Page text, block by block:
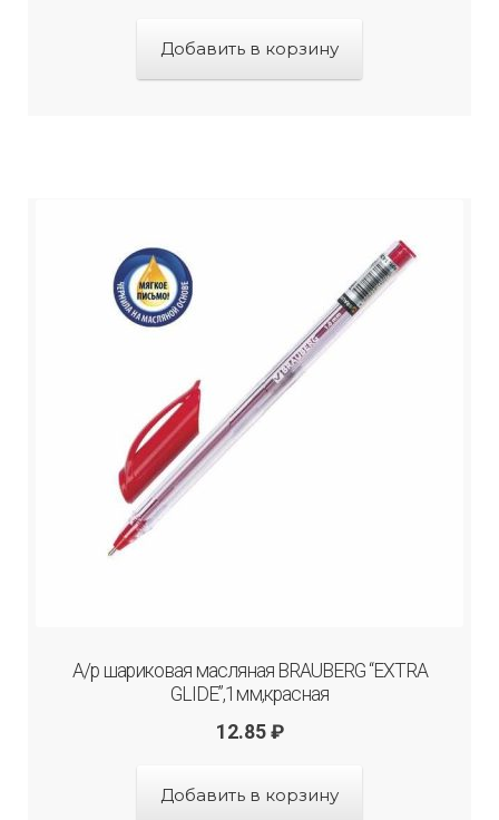
Добавить в корзину
А/р шариковая масляная BRAUBERG “EXTRA
GLIDE”,1мм,красная
12.85 ₽
Добавить в корзину